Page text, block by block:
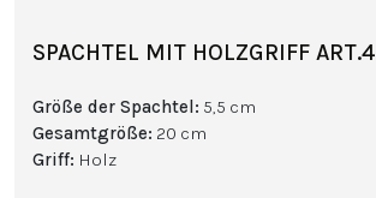
SPACHTEL MIT HOLZGRIFF ART.4
Größe der Spachtel: 5,5 cm
Gesamtgröße: 20 cm
Griff: Holz